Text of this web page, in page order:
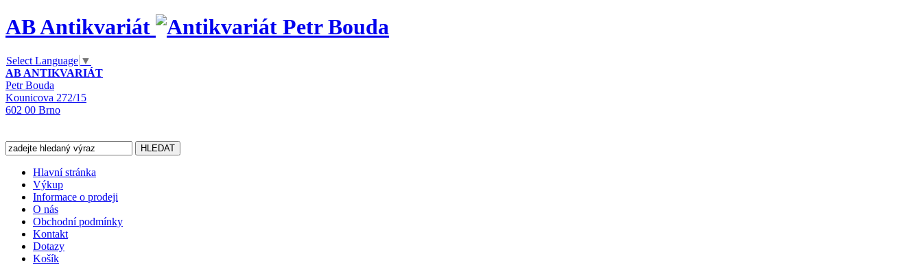
AB Antikvariát
Select Language ▼
AB ANTIKVARIÁT
Petr Bouda
Kounicova 272/15
602 00 Brno
Hlavní stránka
Výkup
Informace o prodeji
O nás
Obchodní podmínky
Kontakt
Dotazy
Košík